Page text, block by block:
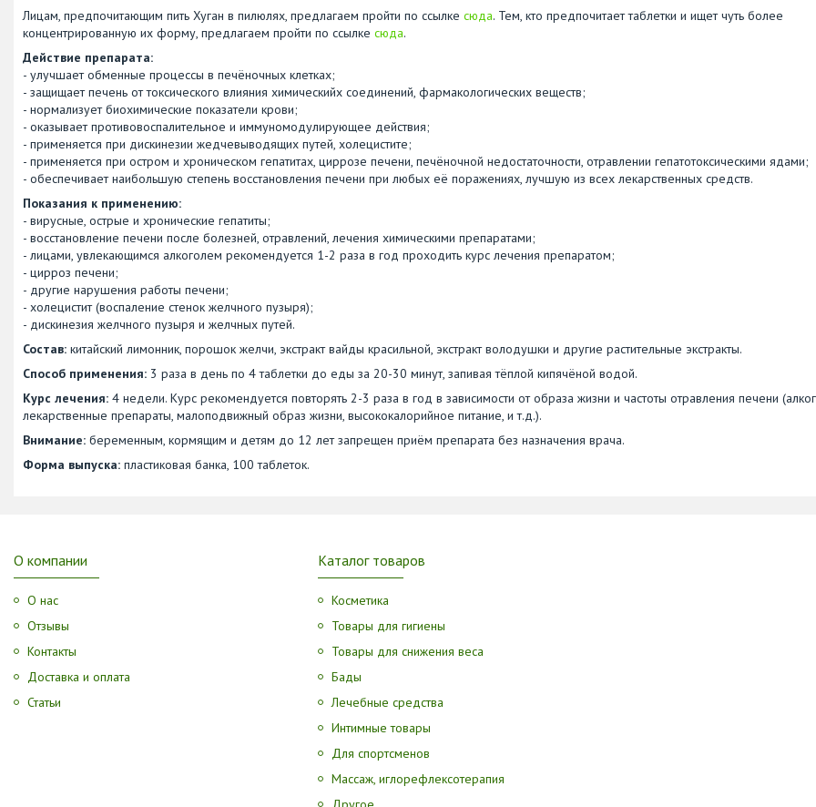
Лицам, предпочитающим пить Хуган в пилюлях, предлагаем пройти по ссылке сюда. Тем, кто предпочитает таблетки и ищет чуть более
концентрированную их форму, предлагаем пройти по ссылке сюда.
Действие препарата:
- улучшает обменные процессы в печёночных клетках;
- защищает печень от токсического влияния химическийх соединений, фармакологических веществ;
- нормализует биохимические показатели крови;
- оказывает противовоспалительное и иммуномодулирующее действия;
- применяется при дискинезии жедчевыводящих путей, холецистите;
- применяется при остром и хроническом гепатитах, циррозе печени, печёночной недостаточности, отравлении гепатотоксическими ядами;
- обеспечивает наибольшую степень восстановления печени при любых её поражениях, лучшую из всех лекарственных средств.
Показания к применению:
- вирусные, острые и хронические гепатиты;
- восстановление печени после болезней, отравлений, лечения химическими препаратами;
- лицами, увлекающимся алкоголем рекомендуется 1-2 раза в год проходить курс лечения препаратом;
- цирроз печени;
- другие нарушения работы печени;
- холецистит (воспаление стенок желчного пузыря);
- дискинезия желчного пузыря и желчных путей.
Состав: китайский лимонник, порошок желчи, экстракт вайды красильной, экстракт володушки и другие растительные экстракты.
Способ применения: 3 раза в день по 4 таблетки до еды за 20-30 минут, запивая тёплой кипячёной водой.
Курс лечения: 4 недели. Курс рекомендуется повторять 2-3 раза в год в зависимости от образа жизни и частоты отравления печени
лекарственные препараты, малоподвижный образ жизни, высококалорийное питание, и т.д.).
Внимание: беременным, кормящим и детям до 12 лет запрещен приём препарата без назначения врача.
Форма выпуска: пластиковая банка, 100 таблеток.
О компании
О нас
Отзывы
Контакты
Доставка и оплата
Статьи
Каталог товаров
Косметика
Товары для гигиены
Товары для снижения веса
Бады
Лечебные средства
Интимные товары
Для спортсменов
Массаж, иглорефлексотерапия